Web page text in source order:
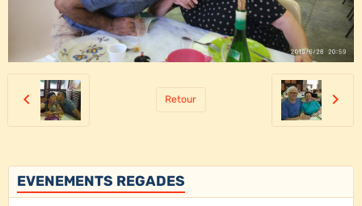
Retour
EVENEMENTS REGADES